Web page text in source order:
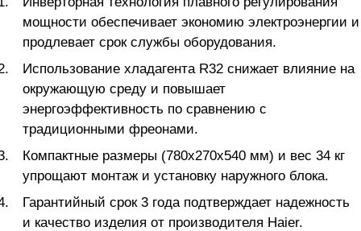
мощности обеспечивает экономию электроэнергии и
продлевает срок службы оборудования.
Использование хладагента R32 снижает влияние на
окружающую среду и повышает
энергоэффективность по сравнению с
традиционными фреонами.
Компактные размеры (780x270x540 мм) и вес 34 кг
упрощают монтаж и установку наружного блока.
Гарантийный срок 3 года подтверждает надежность
и качество изделия от производителя Haier.